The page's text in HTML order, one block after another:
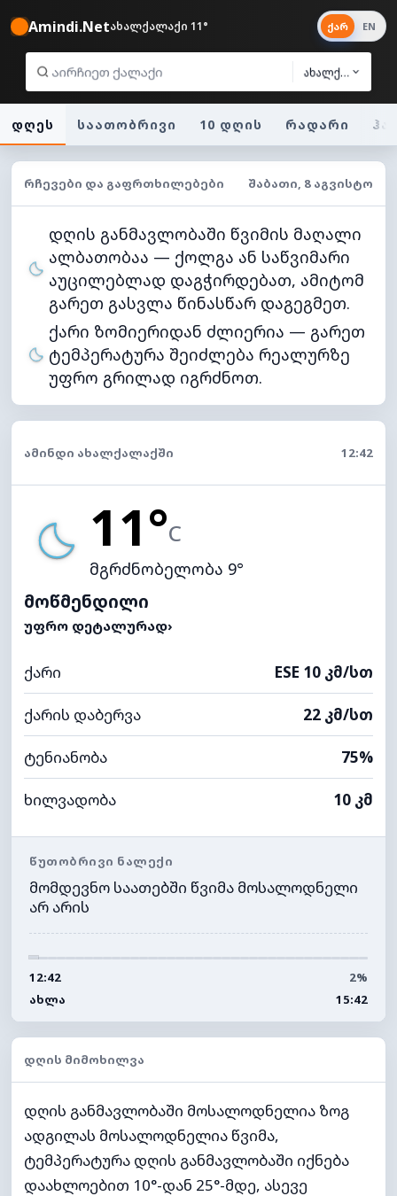
Amindi.Netახალქალაქი 11°
ახალქალაქი
ქარ EN
დღეს საათობრივი 10 დღის რადარი
ᲠᲩᲔᲕᲔᲑᲘ ᲓᲐ ᲒᲐᲤᲠᲗᲮᲘᲚᲔᲑᲔᲑᲘ ᲨᲐᲑᲐᲗᲘ, 8 ᲐᲒᲕᲘᲡᲢᲝ
დღის განმავლობაში წვიმის მაღალი
ალბათობაა — ქოლგა ან საწვიმარი
აუცილებლად დაგჭირდებათ, ამიტომ
გარეთ გასვლა წინასწარ დაგეგმეთ.
ქარი ზომიერიდან ძლიერია — გარეთ
ტემპერატურა შეიძლება რეალურზე
უფრო გრილად იგრძნოთ.
ᲐᲛᲘᲜᲓᲘ ᲐᲮᲐᲚᲥᲐᲚᲐᲥᲨᲘ 12:42
11°C
მგრძნობელობა 9°
მოწმენდილი
ᲣᲤᲠᲝ ᲓᲔᲢᲐᲚᲣᲠᲐᲓ›
ქარი ESE 10 კმ/სთ
ქარის დაბერვა 22 კმ/სთ
ტენიანობა 75%
ხილვადობა 10 კმ
ᲬᲣᲗᲝᲑᲠᲘᲕᲘ ᲜᲐᲚᲔᲥᲘ
მომდევნო საათებში წვიმა მოსალოდნელი
არ არის
12:42
2%
ᲐᲮᲚᲐ
15:42
ᲓᲦᲘᲡ ᲛᲘᲛᲝᲮᲘᲚᲕᲐ
დღის განმავლობაში მოსალოდნელია ზოგ
ადგილას მოსალოდნელია წვიმა,
ტემპერატურა დღის განმავლობაში იქნება
დაახლოებით 10°-დან 25°-მდე, ასევე